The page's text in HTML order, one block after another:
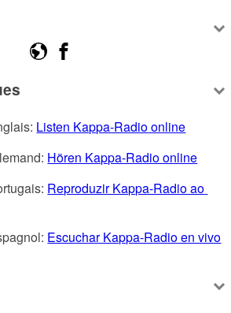
Listen Kappa-Radio online
Hören Kappa-Radio online
Reproduzir Kappa-Radio ao
Escuchar Kappa-Radio en vivo